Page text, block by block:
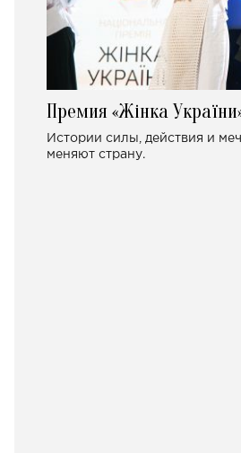
Премия «Жінка
Истории силы, действия и
меняют страну.